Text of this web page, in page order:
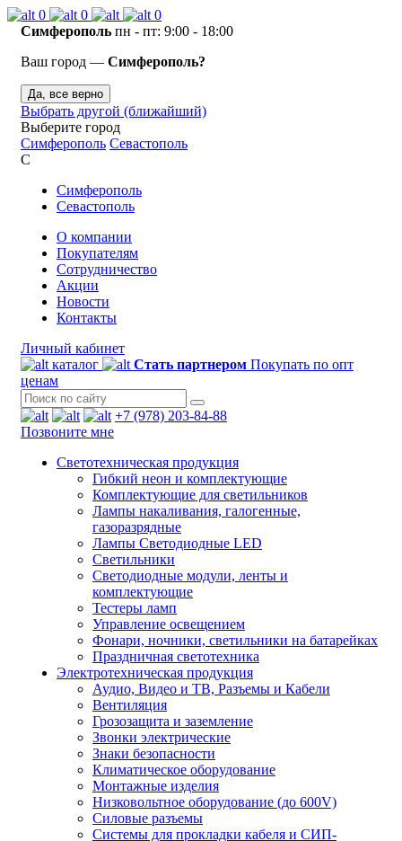
0 0
0
Симферополь пн - пт: 9:00 - 18:00
Ваш город — Симферополь?
Да, все верно
Выбрать другой (ближайший)
Выберите город
Симферополь Севастополь
С
Симферополь
Севастополь
О компании
Покупателям
Сотрудничество
Акции
Новости
Контакты
Личный кабинет
каталог
Стать партнером Покупать по опт
ценам
+7 (978) 203-84-88
Позвоните мне
Светотехническая продукция
Гибкий неон и комплектующие
Комплектующие для светильников
Лампы накаливания, галогенные,
газоразрядные
Лампы Светодиодные LED
Светильники
Светодиодные модули, ленты и
комплектующие
Тестеры ламп
Управление освещением
Фонари, ночники, светильники на батарейках
Праздничная светотехника
Электротехническая продукция
Аудио, Видео и ТВ, Разъемы и Кабели
Вентиляция
Грозозащита и заземление
Звонки электрические
Знаки безопасности
Климатическое оборудование
Монтажные изделия
Низковольтное оборудование (до 600V)
Силовые разъемы
Системы для прокладки кабеля и СИП-